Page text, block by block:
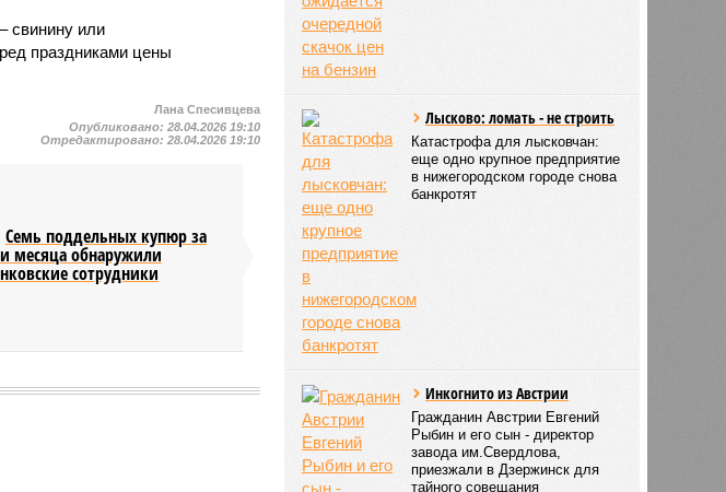
свинину или
праздниками цены
Лана Спесивцева
Опубликовано:28.04.2026 19:10
Отредактировано:28.04.2026 19:10
Семь поддельных купюр за
месяца обнаружили
сотрудники
Лысково: ломать - не строить
Катастрофа для лысковчан:
еще одно крупное предприятие
в нижегородском городе снова
банкротят
Инкогнито из Австрии
Гражданин Австрии Евгений
Рыбин и его сын - директор
завода им.Свердлова,
приезжали в Дзержинск для
тайного совещания